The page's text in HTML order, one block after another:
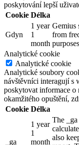
poskytování lepší
Cookie Délka
Gdyn
1 year
1
month
Gemius
from
Analytické cookie
Analytické cookie
Analytické soubory
návštěvníci interagují s
poskytovat informace o
okamžitého opuštění,
Cookie Délka
_ga
1 year
1
month
The
also